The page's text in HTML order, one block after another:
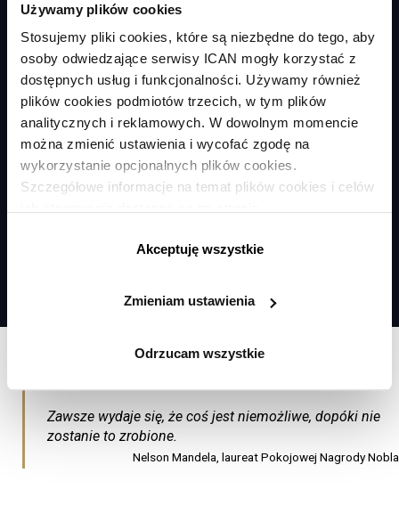
Używamy plików cookies
Stosujemy pliki cookies, które są niezbędne do tego, aby
osoby odwiedzające serwisy ICAN mogły korzystać z
dostępnych usług i funkcjonalności. Używamy również
plików cookies podmiotów trzecich, w tym plików
analitycznych i reklamowych. W dowolnym momencie
można zmienić ustawienia i wycofać zgodę na
wykorzystanie opcjonalnych plików cookies.
Szczegółowe informacje na temat plików cookies i celów
Akceptuję wszystkie
Zmieniam ustawienia
Odrzucam wszystkie
most między wizją a rezultatem. Zacznij rozwijać się w tym
obszarze już dziś, realizując pięć kluczowych szkoleń.
Zawsze wydaje się, że coś jest niemożliwe, dopóki nie
zostanie to zrobione.
Nelson Mandela, laureat Pokojowej Nagrody Nobla